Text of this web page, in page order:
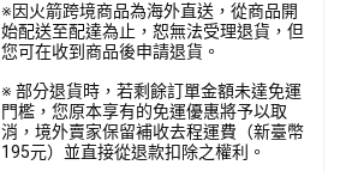
※因火箭跨境商品為海外直送，從商品開
始配送至配達為止，恕無法受理退貨，但
您可在收到商品後申請退貨。
※ 部分退貨時，若剩餘訂單金額未達免運
門檻，您原本享有的免運優惠將予以取
消，境外賣家保留補收去程運費（新臺幣
195元）並直接從退款扣除之權利。